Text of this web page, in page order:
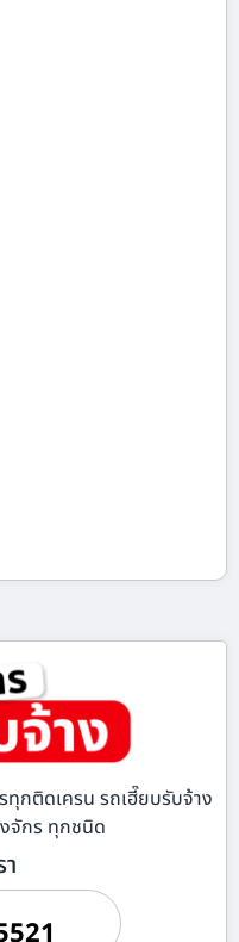
ทุกติดเครน รถเฮี๊ยบรับจ้าง
จักร ทุกชนิด